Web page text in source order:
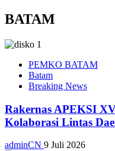
BATAM
PEMKO BATAM
Batam
Breaking News
Rakernas APEKSI
Kolaborasi Lintas
adminCN 9 Juli 2026